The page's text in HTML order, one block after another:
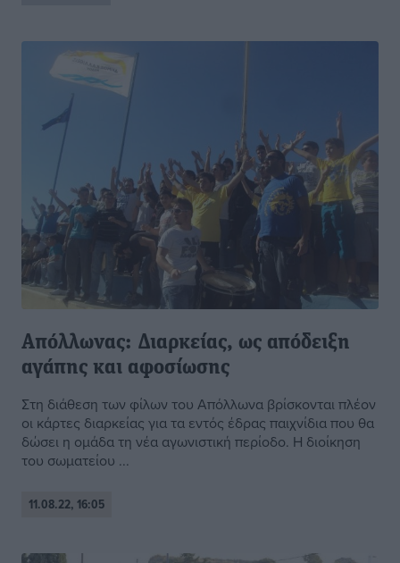
Απόλλωνας: Διαρκείας, ως απόδειξη
αγάπης και αφοσίωσης
Στη διάθεση των φίλων του Απόλλωνα βρίσκονται πλέον
οι κάρτες διαρκείας για τα εντός έδρας παιχνίδια που θα
δώσει η ομάδα τη νέα αγωνιστική περίοδο. Η διοίκηση
του σωματείου ...
11.08.22, 16:05